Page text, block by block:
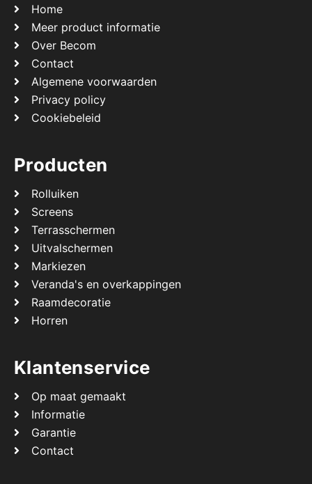
Home
Meer product informatie
Over Becom
Contact
Algemene voorwaarden
Privacy policy
Cookiebeleid
Producten
Rolluiken
Screens
Terrasschermen
Uitvalschermen
Markiezen
Veranda's en overkappingen
Raamdecoratie
Horren
Klantenservice
Op maat gemaakt
Informatie
Garantie
Contact